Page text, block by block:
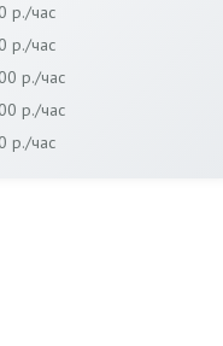
р./час
р./час
р./час
р./час
р./час